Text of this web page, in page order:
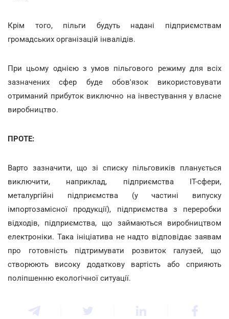
Крім того, пільги будуть надані підприємствам
громадських організацій інвалідів.
При цьому однією з умов пільгового режиму для всіх
зазначених сфер буде обов'язок використовувати
отриманий прибуток виключно на інвестування у власне
виробництво.
ПРОТЕ:
Варто зазначити, що зі списку пільговиків планується
виключити, наприклад, підприємства ІТ-сфери,
металургійні підприємства (у частині випуску
імпортозамісної продукції), підприємства з переробки
відходів, підприємства, що займаються виробництвом
електроніки. Така ініціатива не надто відповідає заявам
про готовність підтримувати розвиток галузей, що
створюють високу додаткову вартість або сприяють
поліпшенню екологічної ситуації.